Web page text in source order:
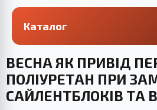
Каталог
ВЕСНА ЯК ПРИВІД
ПОЛІУРЕТАН ПРИ
САЙЛЕНТБЛОКІВ ТА